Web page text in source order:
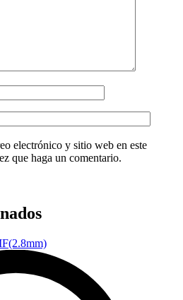
electrónico y sitio web en este
que haga un comentario.